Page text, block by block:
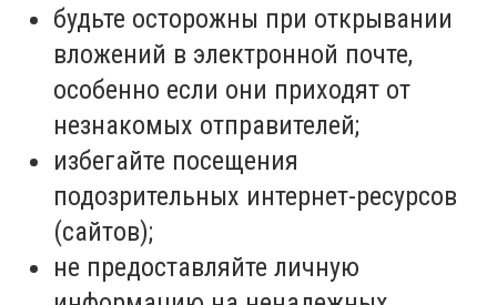
будьте осторожны при открывании
вложений в электронной почте,
особенно если они приходят от
незнакомых отправителей;
избегайте посещения
подозрительных интернет-ресурсов
(сайтов);
не предоставляйте личную